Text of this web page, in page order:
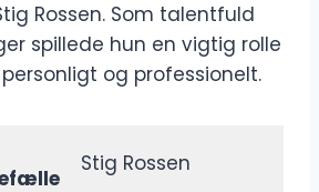
Rossen. Som talentfuld
spillede hun en vigtig rolle
og professionelt.
Stig Rossen